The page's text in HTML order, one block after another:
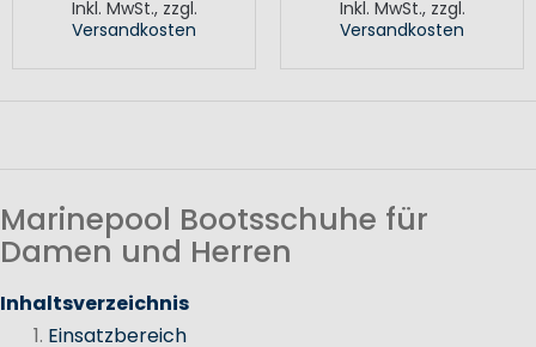
Inkl. MwSt., zzgl.
Versandkosten
Inkl. MwSt., zzgl.
Versandkosten
Marinepool Bootsschuhe für
Damen und Herren
Inhaltsverzeichnis
Einsatzbereich